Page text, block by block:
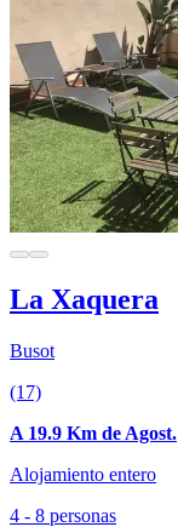
La Xaquera
Busot
(17)
A 19.9 Km de Agost.
Alojamiento entero
4 - 8 personas